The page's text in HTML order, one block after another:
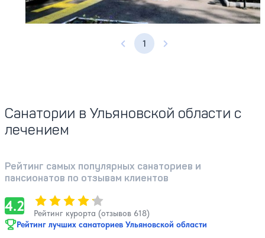
Профилей лечения: 4
Предыдущая страница
1 Следующая страница
Санатории в Ульяновской области с
лечением
Рейтинг самых популярных санаториев и
пансионатов по отзывам клиентов
4.2 Оценка, количество звезд:
Рейтинг курорта (отзывов 618)
Рейтинг лучших санаториев Ульяновской области